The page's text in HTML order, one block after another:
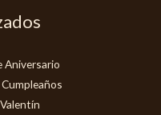
Aniversario